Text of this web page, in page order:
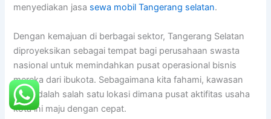
menyediakan jasa sewa mobil Tangerang selatan.
Dengan kemajuan di berbagai sektor, Tangerang Selatan
diproyeksikan sebagai tempat bagi perusahaan swasta
nasional untuk memindahkan pusat operasional bisnis
mereka dari ibukota. Sebagaimana kita fahami, kawasan
BSD adalah salah satu lokasi dimana pusat aktifitas usaha
kota ini maju dengan cepat.